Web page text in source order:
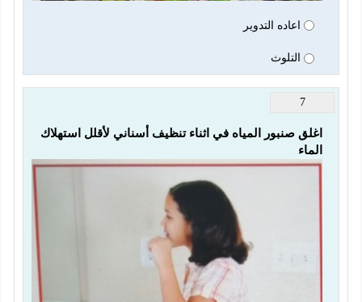
اعاده التدوير
التلوث
7
الماء